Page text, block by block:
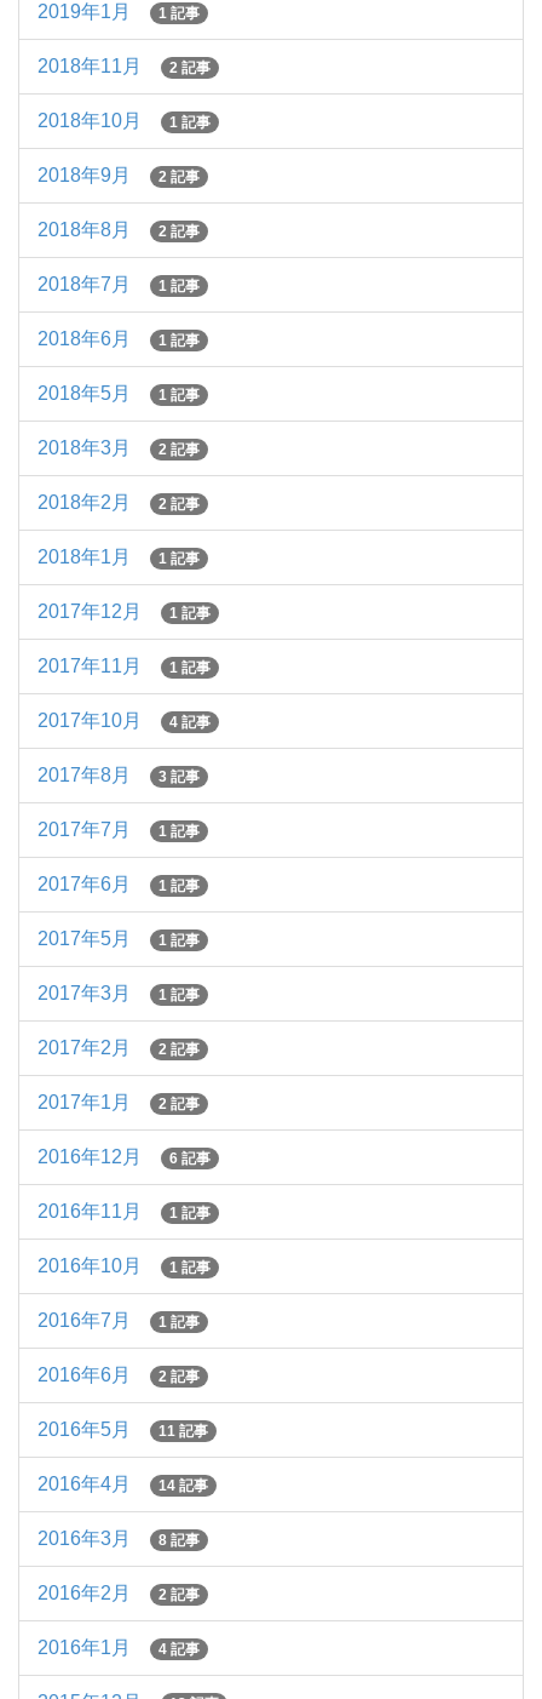
2019年1月 1 記事
2018年11月 2 記事
2018年10月 1 記事
2018年9月 2 記事
2018年8月 2 記事
2018年7月 1 記事
2018年6月 1 記事
2018年5月 1 記事
2018年3月 2 記事
2018年2月 2 記事
2018年1月 1 記事
2017年12月 1 記事
2017年11月 1 記事
2017年10月 4 記事
2017年8月 3 記事
2017年7月 1 記事
2017年6月 1 記事
2017年5月 1 記事
2017年3月 1 記事
2017年2月 2 記事
2017年1月 2 記事
2016年12月 6 記事
2016年11月 1 記事
2016年10月 1 記事
2016年7月 1 記事
2016年6月 2 記事
2016年5月 11 記事
2016年4月 14 記事
2016年3月 8 記事
2016年2月 2 記事
2016年1月 4 記事